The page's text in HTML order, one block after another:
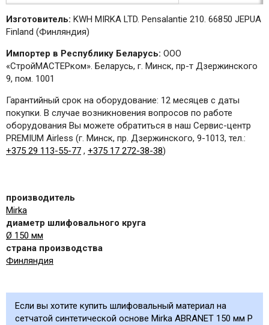
Изготовитель: KWH MIRKA LTD. Pensalantie 210. 66850 JEPUA
Finland (Финляндия)
Импортер в Республику Беларусь: ООО
«СтройМАСТЕРком». Беларусь, г. Минск, пр-т Дзержинского
9, пом. 1001
Гарантийный срок на оборудование: 12 месяцев с даты
покупки. В случае возникновения вопросов по работе
оборудования Вы можете обратиться в наш Сервис-центр
PREMIUM Airless (г. Минск, пр. Дзержинского, 9-1013, тел.:
+375 29 113-55-77 , +375 17 272-38-38)
производитель
Mirka
диаметр шлифовального круга
Ø 150 мм
страна производства
Финляндия
Если вы хотите купить шлифовальный материал на
сетчатой синтетической основе Mirka ABRANET 150 мм P